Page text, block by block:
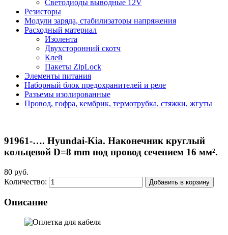
Светодиоды выводные 12V
Резисторы
Модули заряда, стабилизаторы напряжения
Расходный материал
Изолента
Двухсторонний скотч
Клей
Пакеты ZipLock
Элементы питания
Наборный блок предохранителей и реле
Разъемы изолированные
Провод, гофра, кембрик, термотрубка, стяжки, жгуты
91961-…. Hyundai-Kia. Наконечник круглый
кольцевой D=8 mm под провод сечением 16 мм².
80 руб.
Количество:
Добавить в корзину
Описание